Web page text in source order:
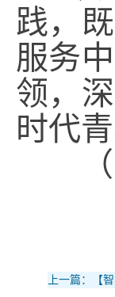
践，
服务
领，
时代
上一篇：【